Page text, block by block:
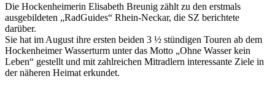
Die Hockenheimerin Elisabeth Breunig zählt zu den erstmals
ausgebildeten „RadGuides“ Rhein-Neckar, die SZ berichtete
darüber.
Sie hat im August ihre ersten beiden 3 ½ stündigen Touren ab dem
Hockenheimer Wasserturm unter das Motto „Ohne Wasser kein
Leben“ gestellt und mit zahlreichen Mitradlern interessante Ziele in
der näheren Heimat erkundet.